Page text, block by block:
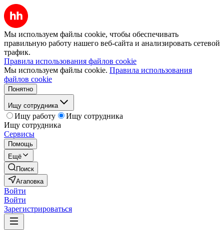
Мы используем файлы cookie, чтобы обеспечивать
правильную работу нашего веб-сайта и анализировать сетевой
трафик.
Правила использования файлов cookie
Мы используем файлы cookie. Правила использования
файлов cookie
Понятно
Ищу сотрудника
Ищу работу
Ищу сотрудника
Ищу сотрудника
Сервисы
Помощь
Ещё
Поиск
Агаповка
Войти
Войти
Зарегистрироваться